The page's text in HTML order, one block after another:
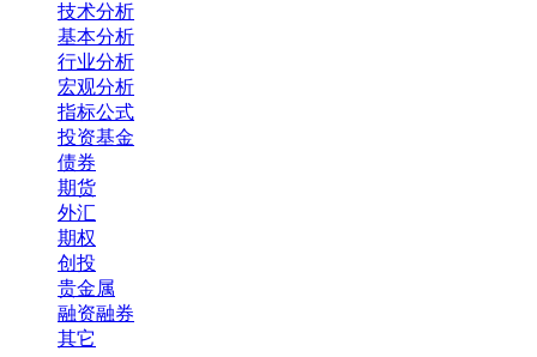
技术分析
基本分析
行业分析
宏观分析
指标公式
投资基金
债券
期货
外汇
期权
创投
贵金属
融资融券
其它